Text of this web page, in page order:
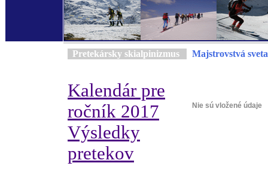
Pretekársky skialpinizmus
Kalendár pre
ročník 2017
Výsledky
pretekov
Majstrovstvá sveta
Nie sú vložené údaje